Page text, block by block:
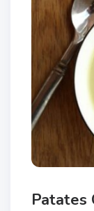
Patates